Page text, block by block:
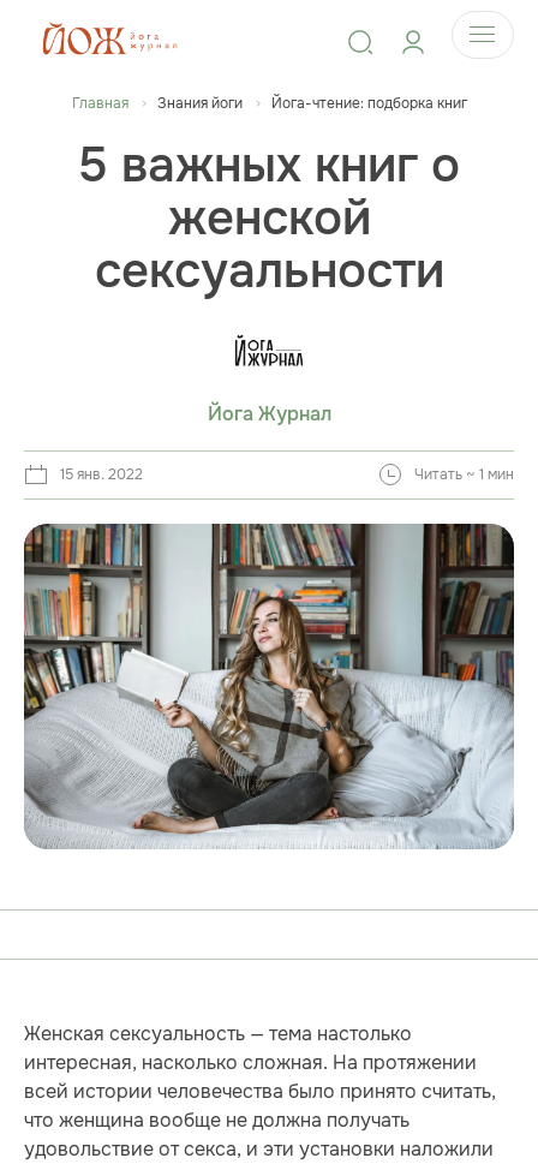
Главная Знания йоги Йога-чтение: подборка книг
5 важных книг о
женской
сексуальности
Йога Журнал
15 янв. 2022 Читать ~ 1 мин
Женская сексуальность — тема настолько
интересная, насколько сложная. На протяжении
всей истории человечества было принято считать,
что женщина вообще не должна получать
удовольствие от секса, и эти установки наложили